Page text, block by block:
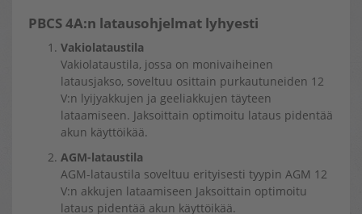
PBCS 4A:n latausohjelmat lyhyesti
Vakiolataustila
Vakiolataustila, jossa on monivaiheinen
latausjakso, soveltuu osittain purkautuneiden 12
V:n lyijyakkujen ja geeliakkujen täyteen
lataamiseen. Jaksoittain optimoitu lataus pidentää
akun käyttöikää.
AGM-lataustila
AGM-lataustila soveltuu erityisesti tyypin AGM 12
V:n akkujen lataamiseen Jaksoittain optimoitu
lataus pidentää akun käyttöikää.